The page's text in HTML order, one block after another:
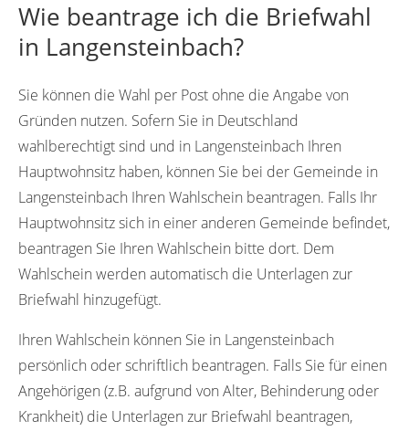
Wie beantrage ich die Briefwahl
in Langensteinbach?
Sie können die Wahl per Post ohne die Angabe von
Gründen nutzen. Sofern Sie in Deutschland
wahlberechtigt sind und in Langensteinbach Ihren
Hauptwohnsitz haben, können Sie bei der Gemeinde in
Langensteinbach Ihren Wahlschein beantragen. Falls Ihr
Hauptwohnsitz sich in einer anderen Gemeinde befindet,
beantragen Sie Ihren Wahlschein bitte dort. Dem
Wahlschein werden automatisch die Unterlagen zur
Briefwahl hinzugefügt.
Ihren Wahlschein können Sie in Langensteinbach
persönlich oder schriftlich beantragen. Falls Sie für einen
Angehörigen (z.B. aufgrund von Alter, Behinderung oder
Krankheit) die Unterlagen zur Briefwahl beantragen,